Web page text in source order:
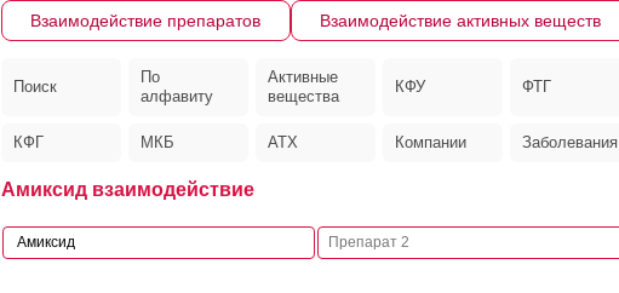
Взаимодействие препаратов Взаимодействие активных веществ
Поиск
По
алфавиту
Активные
вещества
КФУ ФТГ
КФГ МКБ АТХ Компании Заболевания
Амиксид взаимодействие